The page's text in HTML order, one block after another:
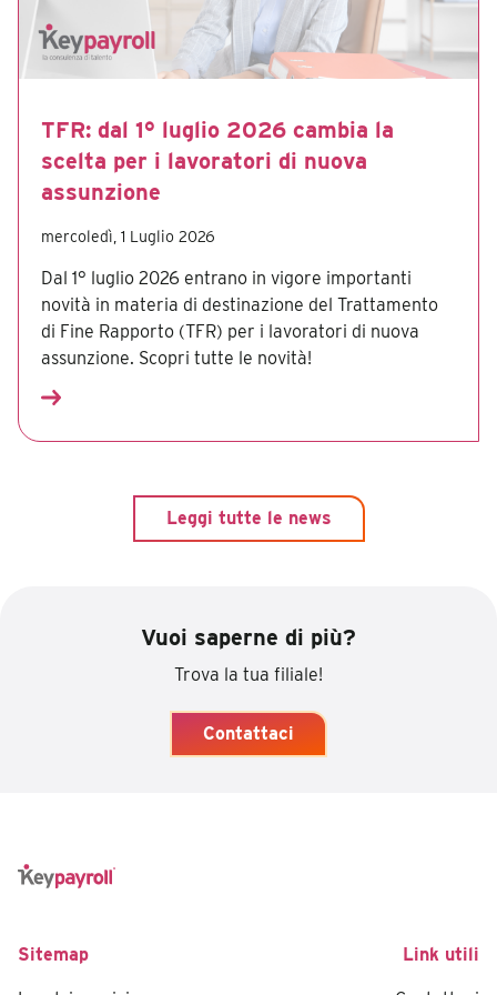
TFR: dal 1° luglio 2026 cambia la
scelta per i lavoratori di nuova
assunzione
mercoledì, 1 Luglio 2026
Dal 1° luglio 2026 entrano in vigore importanti
novità in materia di destinazione del Trattamento
di Fine Rapporto (TFR) per i lavoratori di nuova
assunzione. Scopri tutte le novità!
Leggi tutte le news
Vuoi saperne di più?
Trova la tua filiale!
Contattaci
Sitemap Link utili